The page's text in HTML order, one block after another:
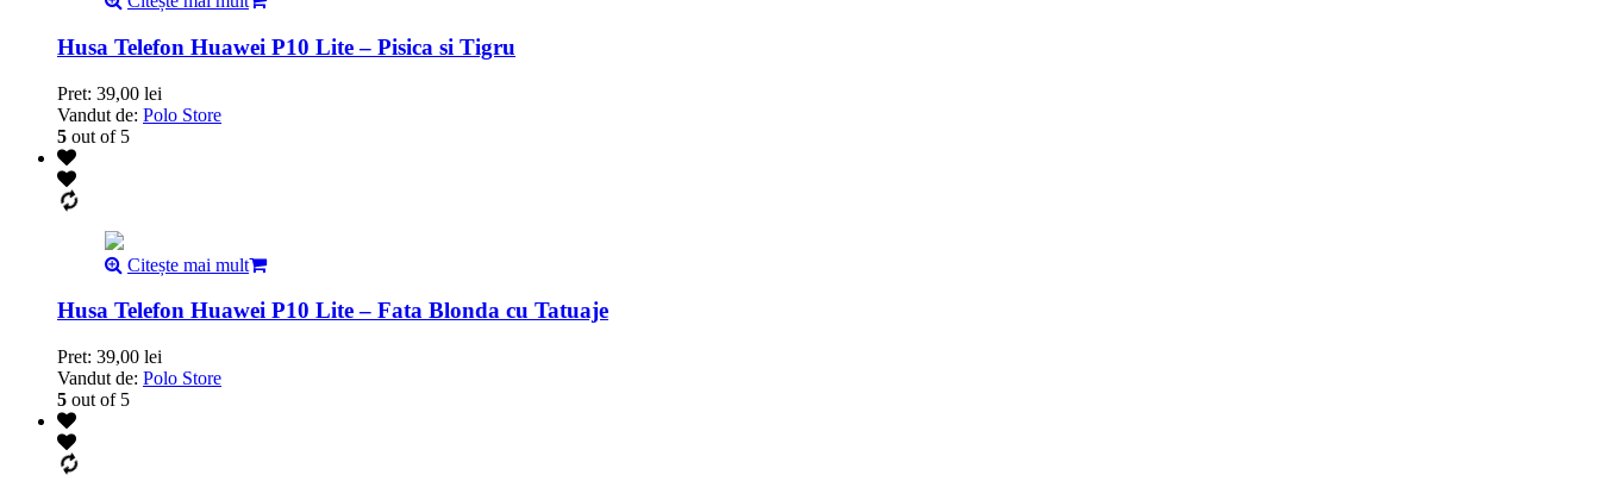
Husa Telefon Huawei P10 Lite – Pisica si Tigru
Pret: 39,00 lei
Vandut de: Polo Store
5 out of 5
Citește mai mult
Husa Telefon Huawei P10 Lite – Fata Blonda cu Tatuaje
Pret: 39,00 lei
Vandut de: Polo Store
5 out of 5